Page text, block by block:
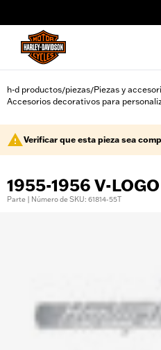
h-d productos/piezas/Piezas y
Accesorios decorativos para
Verificar que esta pieza sea
1955-1956 V-
Parte | Número de SKU: 61814-55T